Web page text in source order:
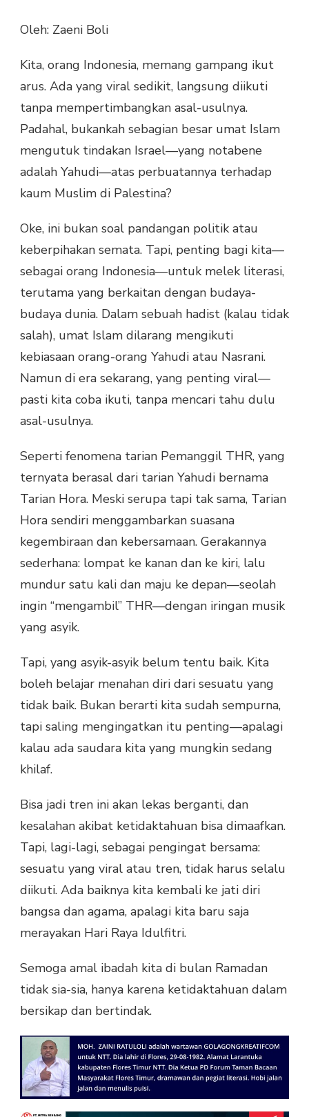
TARIAN
Oleh: Zaeni Boli
Kita, orang Indonesia, memang gampang ikut
arus. Ada yang viral sedikit, langsung diikuti
tanpa mempertimbangkan asal-usulnya.
Padahal, bukankah sebagian besar umat Islam
mengutuk tindakan Israel—yang notabene
adalah Yahudi—atas perbuatannya terhadap
kaum Muslim di Palestina?
Oke, ini bukan soal pandangan politik atau
keberpihakan semata. Tapi, penting bagi kita—
sebagai orang Indonesia—untuk melek literasi,
terutama yang berkaitan dengan budaya-
budaya dunia. Dalam sebuah hadist (kalau tidak
salah), umat Islam dilarang mengikuti
kebiasaan orang-orang Yahudi atau Nasrani.
Namun di era sekarang, yang penting viral—
pasti kita coba ikuti, tanpa mencari tahu dulu
asal-usulnya.
Seperti fenomena tarian Pemanggil THR, yang
ternyata berasal dari tarian Yahudi bernama
Tarian Hora. Meski serupa tapi tak sama, Tarian
Hora sendiri menggambarkan suasana
kegembiraan dan kebersamaan. Gerakannya
sederhana: lompat ke kanan dan ke kiri, lalu
mundur satu kali dan maju ke depan—seolah
ingin “mengambil” THR—dengan iringan musik
yang asyik.
Tapi, yang asyik-asyik belum tentu baik. Kita
boleh belajar menahan diri dari sesuatu yang
tidak baik. Bukan berarti kita sudah sempurna,
tapi saling mengingatkan itu penting—apalagi
kalau ada saudara kita yang mungkin sedang
khilaf.
Bisa jadi tren ini akan lekas berganti, dan
kesalahan akibat ketidaktahuan bisa dimaafkan.
Tapi, lagi-lagi, sebagai pengingat bersama:
sesuatu yang viral atau tren, tidak harus selalu
diikuti. Ada baiknya kita kembali ke jati diri
bangsa dan agama, apalagi kita baru saja
merayakan Hari Raya Idulfitri.
Semoga amal ibadah kita di bulan Ramadan
tidak sia-sia, hanya karena ketidaktahuan dalam
bersikap dan bertindak.